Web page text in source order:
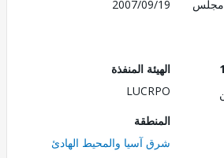
2007/09/19
الهيئة المنفذة
LUCRPO
شرق آسيا والمحيط الهادئ